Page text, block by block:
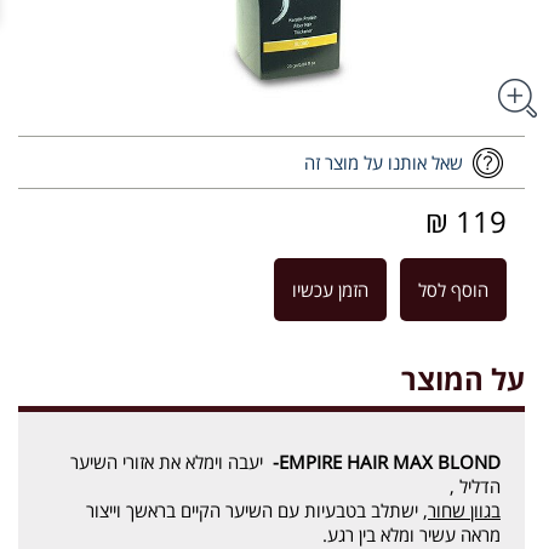
שאל אותנו על מוצר זה
119 ₪
הוסף לסל הזמן עכשיו
על המוצר
EMPIRE HAIR MAX BLOND
- יעבה וימלא את אזורי השיער
הדליל ,
בגוון שחור, ישתלב בטבעיות עם השיער הקיים בראשך וייצור
מראה עשיר ומלא בין רגע.